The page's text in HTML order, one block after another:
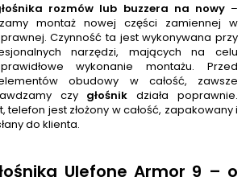
rozmów lub buzzera na nowy–
montaż nowej części zamiennej w
Czynność ta jest wykonywana przy
narzędzi, mających na celu
wykonanie montażu. Przed
obudowy w całość, zawsze
czy głośnik działa poprawnie.
telefon jest złożony w całość, zapakowany i
do klienta.
Ulefone Armor 9 – o